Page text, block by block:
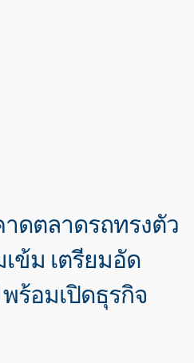
ดตลาดรถทรงตัว
ข้ม เตรียมอัด
ร้อมเปิดธุรกิจ